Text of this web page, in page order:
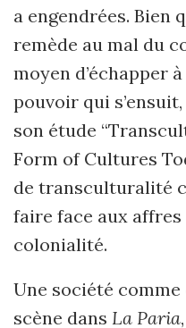
a engendrées. Bien
remède au mal du
moyen d’échapper
pouvoir qui
son étude
Form of Cultures
de transculturalité
faire face aux
colonialité.
Une société
scène dans La Paria